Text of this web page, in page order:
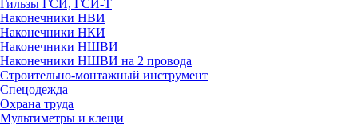
Гильзы ГСИ, ГСИ-Т
Наконечники НВИ
Наконечники НКИ
Наконечники НШВИ
Наконечники НШВИ на 2 провода
Строительно-монтажный инструмент
Спецодежда
Охрана труда
Мультиметры и клещи